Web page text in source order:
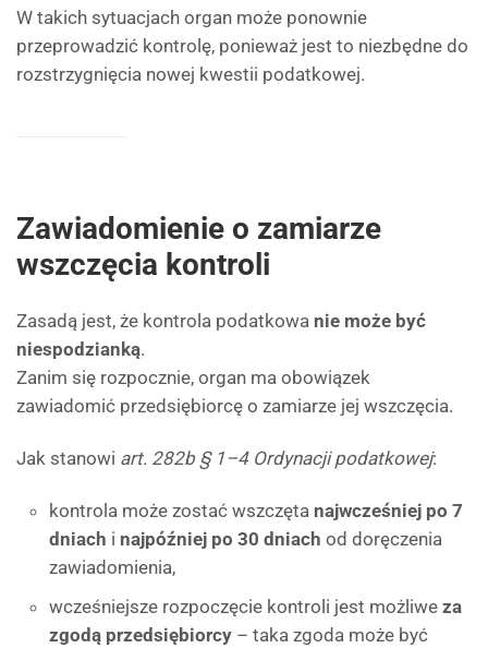
W takich sytuacjach organ może ponownie
przeprowadzić kontrolę, ponieważ jest to niezbędne do
rozstrzygnięcia nowej kwestii podatkowej.
Zawiadomienie o zamiarze
wszczęcia kontroli
Zasadą jest, że kontrola podatkowa nie może być
niespodzianką.
Zanim się rozpocznie, organ ma obowiązek
zawiadomić przedsiębiorcę o zamiarze jej wszczęcia.
Jak stanowi art. 282b § 1–4 Ordynacji podatkowej:
kontrola może zostać wszczęta najwcześniej po 7
dniach i najpóźniej po 30 dniach od doręczenia
zawiadomienia,
wcześniejsze rozpoczęcie kontroli jest możliwe za
zgodą przedsiębiorcy – taka zgoda może być